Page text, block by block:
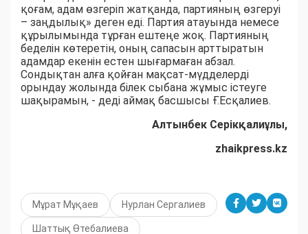
қоғам, адам өзгеріп жатқанда, партияның өзгеруі
– заңдылық» деген еді. Партия атауында немесе
құрылымында тұрған ештеңе жоқ. Партияның
беделін көтеретін, оның сапасын арттыратын
адамдар екенін естен шығармаған абзал.
Сондықтан алға қойған мақсат-мүдделерді
орындау жолында білек сыбана жұмыс істеуге
шақырамын, - деді аймақ басшысы Ғ.Есқалиев.
Алтынбек Серікқалиұлы,
zhaikpress.kz
Мұрат Мұқаев Нурлан Сергалиев
Шаттық Өтебалиева